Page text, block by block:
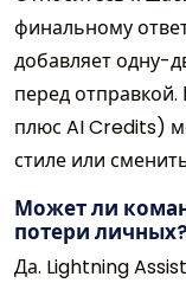
финальному
добавляет одну-
перед
плюс AI Credits)
стиле или
Может ли
потери личных?
Да. Lightning